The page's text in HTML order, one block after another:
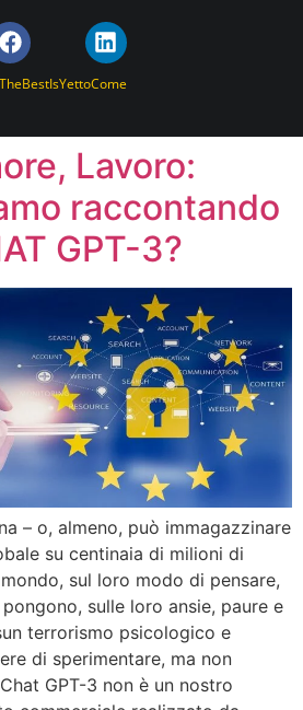
Lavoro:
raccontando
GPT-3?
– o, almeno, può immagazzinare
su centinaia di milioni di
sul loro modo di pensare,
sulle loro ansie, paure e
terrorismo psicologico e
di sperimentare, ma non
GPT-3 non è un nostro